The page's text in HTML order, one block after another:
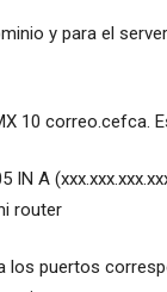
y para el
10 correo.cefca.
IN A
router
los puertos